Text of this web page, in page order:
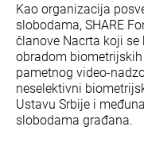
Kao organizacija
slobodama, SHARE
članove Nacrta koji
obradom
pametnog video-
neselektivni
Ustavu Srbije i
slobodama građana.